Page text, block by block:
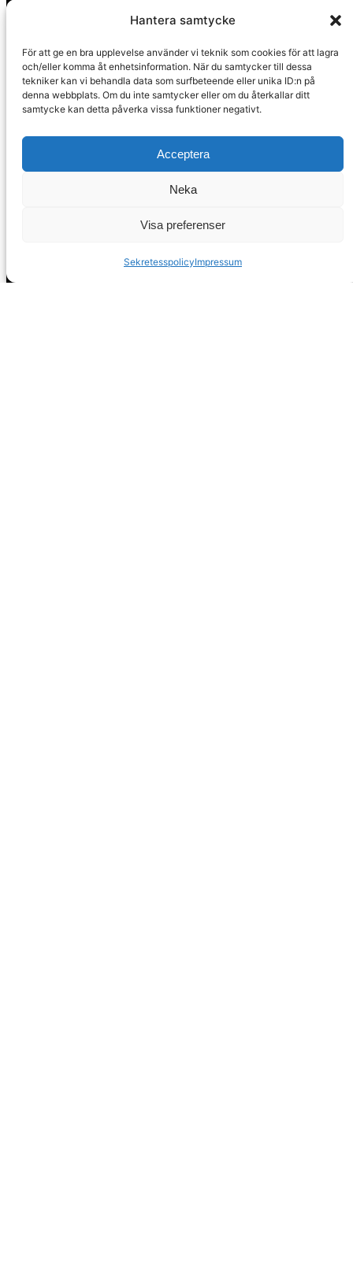
Hantera samtycke
För att ge en bra upplevelse använder vi teknik som cookies för att lagra
och/eller komma åt enhetsinformation. När du samtycker till dessa
tekniker kan vi behandla data som surfbeteende eller unika ID:n på
denna webbplats. Om du inte samtycker eller om du återkallar ditt
samtycke kan detta påverka vissa funktioner negativt.
Acceptera
Neka
Visa preferenser
SekretesspolicyImpressum
Huvudkontor
Calle Pintada 50
Nerja, 29780
Spanien
☎ 0034 669 738 682